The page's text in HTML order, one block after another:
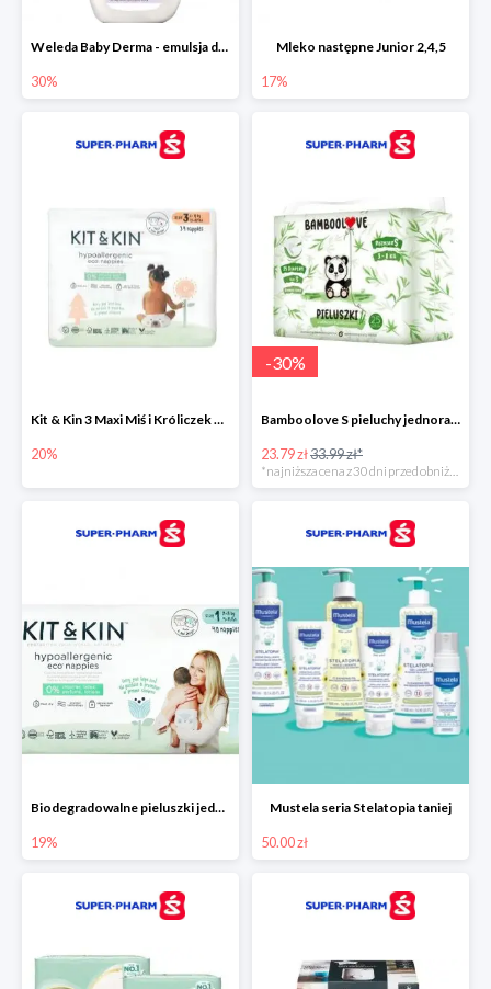
Weleda Baby Derma - emulsja do ciała dla niemowląt i dzieci
30%
Mleko następne Junior 2,4,5
17%
Kit & Kin 3 Maxi Miś i Króliczek pieluchy jednorazowe dla dzieci
20%
-30%
Bamboolove S pieluchy jednorazowe
23.79 zł33.99 zł*
Biodegradowalne pieluszki jednorazowe -19%
19%
Mustela seria Stelatopia taniej
50.00 zł